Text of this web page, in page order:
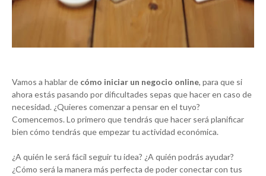
Vamos a hablar de cómo iniciar un negocio online, para que si
ahora estás pasando por dificultades sepas que hacer en caso de
necesidad. ¿Quieres comenzar a pensar en el tuyo?
Comencemos. Lo primero que tendrás que hacer será planificar
bien cómo tendrás que empezar tu actividad económica.
¿A quién le será fácil seguir tu idea? ¿A quién podrás ayudar?
¿Cómo será la manera más perfecta de poder conectar con tus